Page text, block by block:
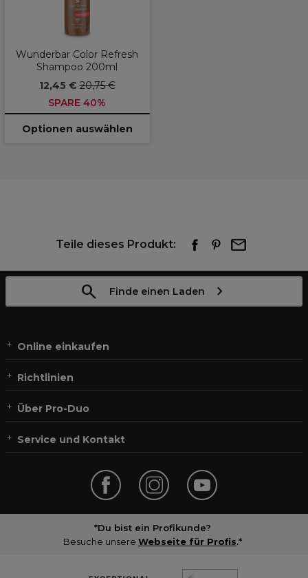
Wunderbar Color Refresh
Shampoo 200ml
12,45 €20,75 €
SPARE 40%
Optionen auswählen
Teile dieses Produkt:
Finde einen Laden
Online einkaufen
Richtlinien
Über Pro-Duo
Service und Kontakt
*Du bist ein Profikunde?
Besuche unsere Webseite für Profis.*